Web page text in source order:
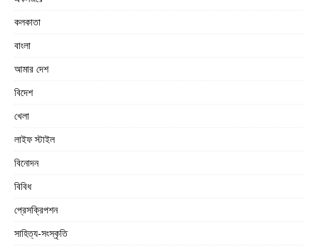
কলকাতা
বাংলা
আমার দেশ
বিদেশ
খেলা
লাইফ স্টাইল
বিনোদন
বিবিধ
প্রেসক্রিপশন
সাহিত্য-সংস্কৃতি